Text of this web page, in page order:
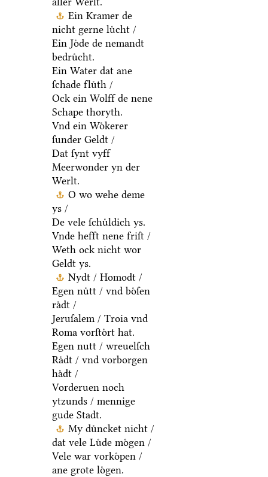
Ein Kramer de
nicht gerne luͤcht /
Ein Joͤde de nemandt
bedruͤcht.
Ein Water dat ane
ſchade fluͤth /
Ock ein Wolff de nene
Schape thoryth.
Vnd ein Woͤkerer
ſunder Geldt /
Dat ſynt vyff
Meerwonder yn der
Werlt.
O wo wehe deme
ys /
De vele ſchuͤldich ys.
Vnde hefft nene friſt /
Weth ock nicht wor
Geldt ys.
Nydt / Homodt /
Egen nuͤtt / vnd boͤſen
raͤdt /
Jeruſalem / Troia vnd
Roma vorſtoͤrt hat.
Egen nutt / wreuelſch
Raͤdt / vnd vorborgen
haͤdt /
Vorderuen noch
ytzunds / mennige
gude Stadt.
My duͤncket nicht /
dat vele Luͤde moͤgen /
Vele war vorkoͤpen /
ane grote loͤgen.